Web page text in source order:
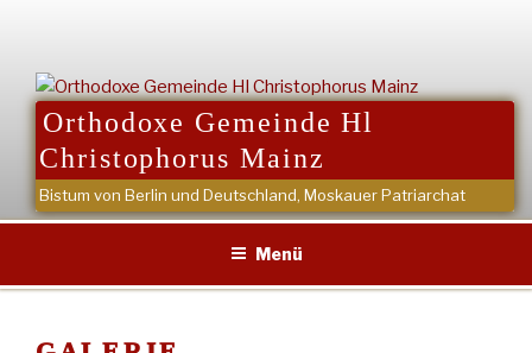
springen
Orthodoxe Gemeinde Hl
Christophorus Mainz
Bistum von Berlin und Deutschland, Moskauer Patriarchat
Menü